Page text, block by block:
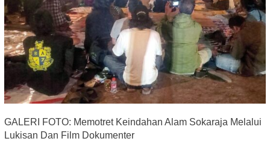
GALERI FOTO: Memotret Keindahan Alam Sokaraja Melalui
Lukisan Dan Film Dokumenter